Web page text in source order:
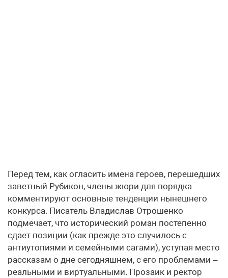
Перед тем, как огласить имена героев, перешедших
заветный Рубикон, члены жюри для порядка
комментируют основные тенденции нынешнего
конкурса. Писатель Владислав Отрошенко
подмечает, что исторический роман постепенно
сдает позиции (как прежде это случилось с
антиутопиями и семейными сагами), уступая место
рассказам о дне сегодняшнем, с его проблемами –
реальными и виртуальными. Прозаик и ректор